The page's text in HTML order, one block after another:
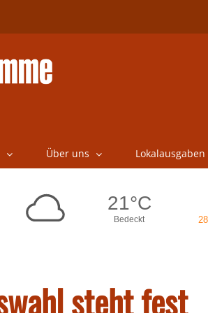
Über uns Lokalausgaben
steht fest